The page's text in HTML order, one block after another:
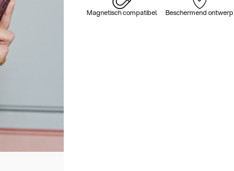
Magnetisch compatibel Beschermend ontwerp